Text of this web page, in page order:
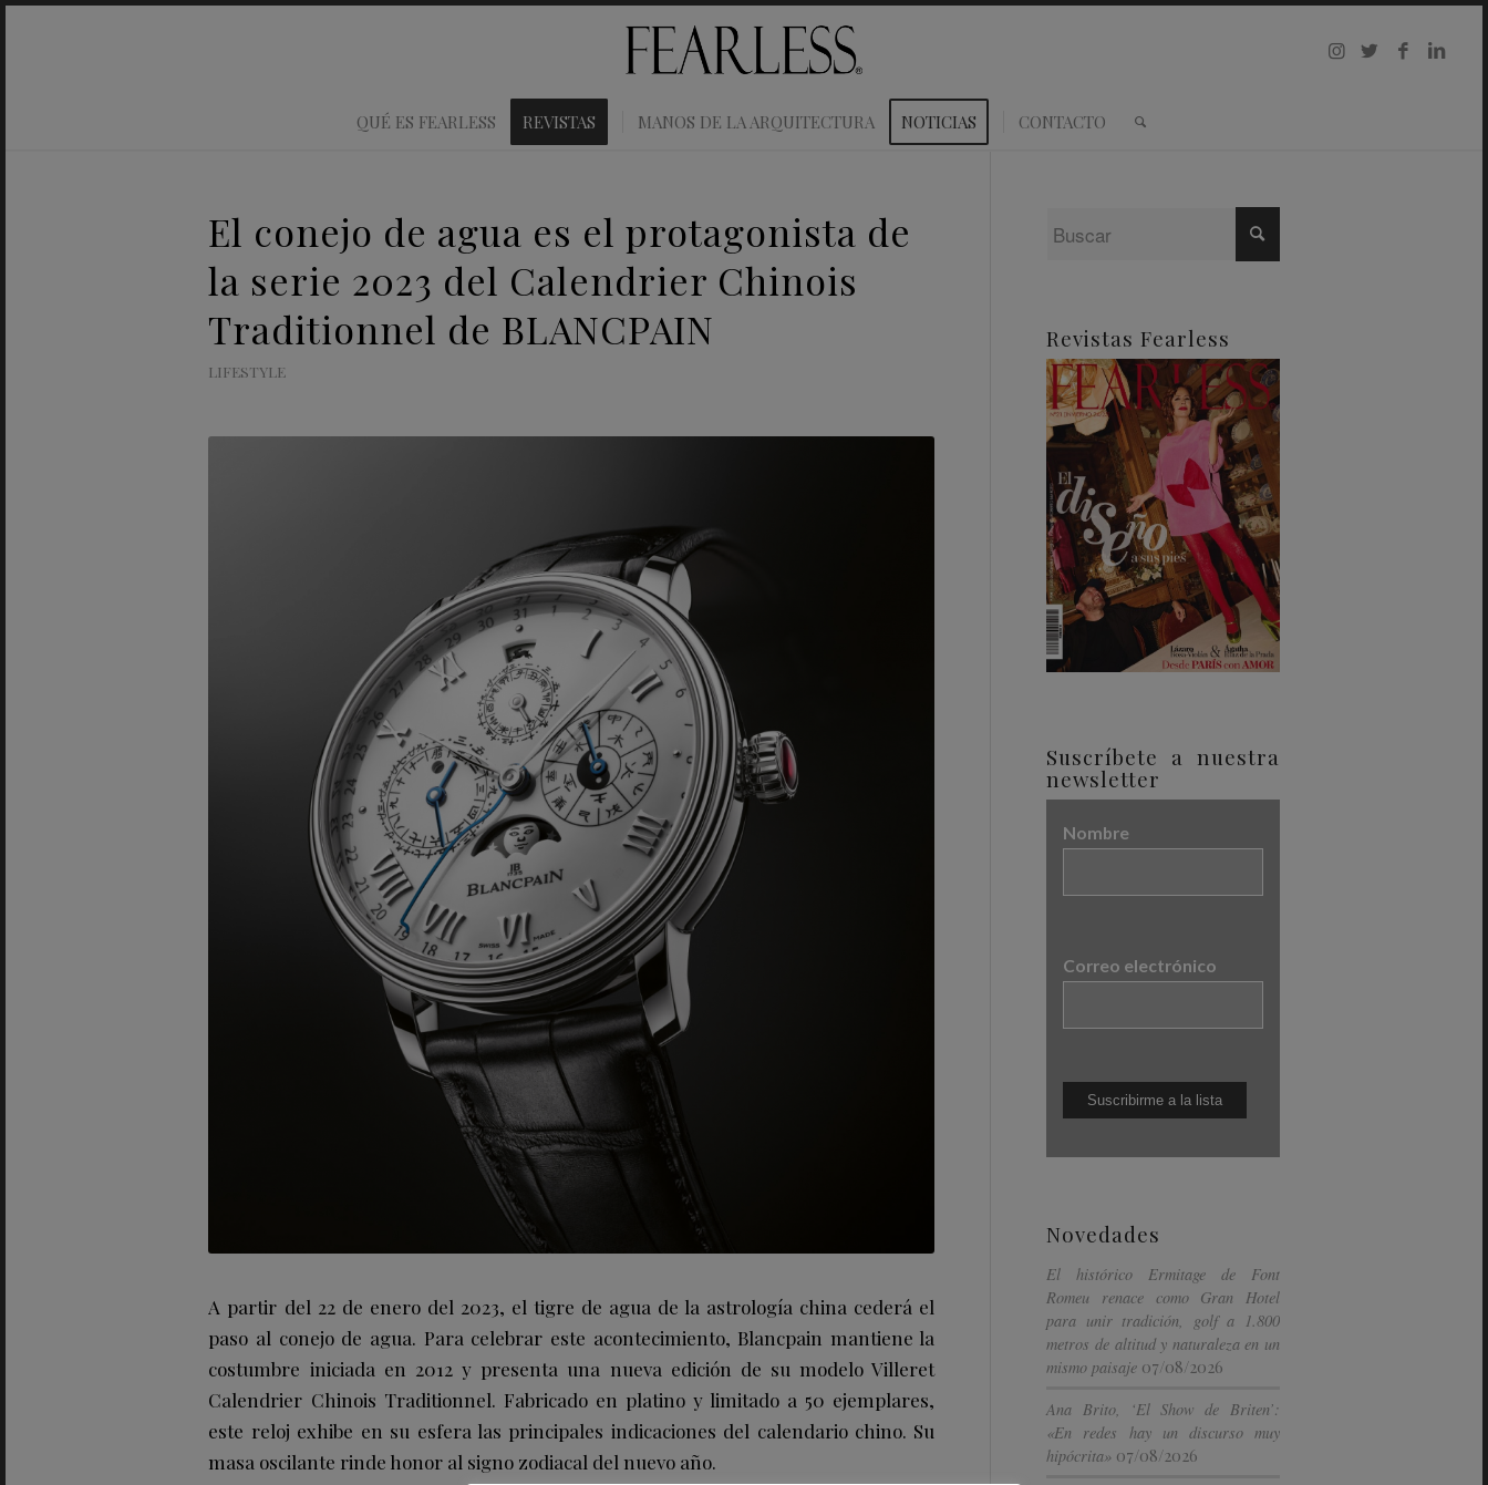
QUÉ ES FEARLESS REVISTAS MANOS DE LA ARQUITECTURA NOTICIAS CONTACTO
El conejo de agua es el protagonista de
la serie 2023 del Calendrier Chinois
Traditionnel de BLANCPAIN
LIFESTYLE
A partir del 22 de enero del 2023, el tigre de agua de la astrología china cederá el
paso al conejo de agua. Para celebrar este acontecimiento, Blancpain mantiene la
costumbre iniciada en 2012 y presenta una nueva edición de su modelo Villeret
Calendrier Chinois Traditionnel. Fabricado en platino y limitado a 50 ejemplares,
este reloj exhibe en su esfera las principales indicaciones del calendario chino. Su
masa oscilante rinde honor al signo zodiacal del nuevo año.
Revistas Fearless
Suscríbete a nuestra
newsletter
Nombre
Correo electrónico
Novedades
El histórico Ermitage de Font
Romeu renace como Gran Hotel
para unir tradición, golf a 1.800
metros de altitud y naturaleza en un
mismo paisaje 07/08/2026
Ana Brito, ‘El Show de Briten’:
«En redes hay un discurso muy
hipócrita» 07/08/2026